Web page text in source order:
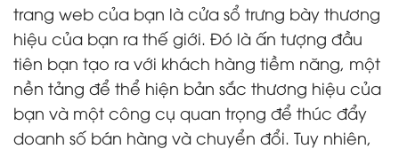
trang web của bạn là cửa sổ trưng bày thương
hiệu của bạn ra thế giới. Đó là ấn tượng đầu
tiên bạn tạo ra với khách hàng tiềm năng, một
nền tảng để thể hiện bản sắc thương hiệu của
bạn và một công cụ quan trọng để thúc đẩy
doanh số bán hàng và chuyển đổi. Tuy nhiên,